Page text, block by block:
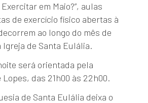
em Maio?”, aulas
de exercício físico abertas à
ao longo do mês de
Igreja de Santa Eulália.
será orientada pela
das 21h00 às 22h00.
de Santa Eulália deixa o